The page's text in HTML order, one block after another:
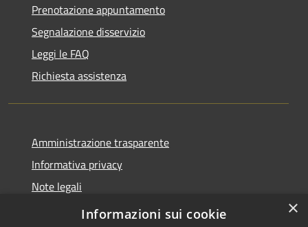
Prenotazione appuntamento
Segnalazione disservizio
Leggi le FAQ
Richiesta assistenza
Amministrazione trasparente
Informativa privacy
Note legali
Dichiarazione di accessibilità
×
Informazioni sui cookie